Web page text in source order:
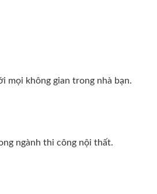
mọi không gian trong nhà bạn.
ngành thi công nội thất.